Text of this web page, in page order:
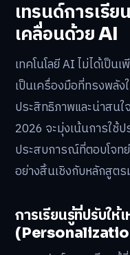
เทรนด์การเรี
เคลื่อนด้วย AI
เทคโนโลยี AI ไม่ได้เป็น
เป็นเครื่องมือที่ทรงพลั
ประสิทธิภาพและน่าสนใ
2026 จะมุ่งเน้นการใช้
ประสบการณ์ที่ตอบโจท
อย่างสิ้นเชิงกับหลักสูต
การเรียนรู้ที่ปรับให้